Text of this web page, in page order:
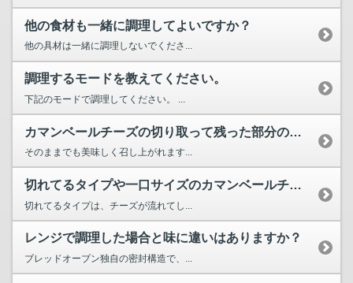
他の食材も一緒に調理してよいですか？
他の具材は一緒に調理しないでくださ...
調理するモードを教えてください。
下記のモードで調理してください。 ...
カマンベールチーズの切り取って残った部分の活用方法はありますか？
そのままでも美味しく召し上がれます...
切れてるタイプや一口サイズのカマンベールチーズでも調理でき...
切れてるタイプは、チーズが流れてし...
レンジで調理した場合と味に違いはありますか？
ブレッドオーブン独自の密封構造で、...